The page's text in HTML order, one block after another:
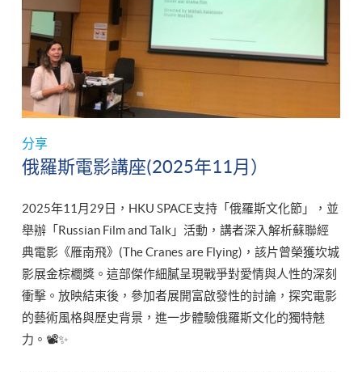
分享
俄羅斯電影講座(2025年11月）
2025年11月29日，HKU SPACE支持「俄羅斯文化節」，並
舉辦「Russian Film and Talk」活動，講者深入解析蘇聯經
典電影《雁南飛》(The Cranes are Flying)，該片曾榮獲坎城
影展金棕櫚獎。這部傑作細膩呈現戰爭對愛情與人性的深刻
衝擊。放映結束後，參加者展開富啟發性的討論，探究電影
的藝術風格與歷史背景，進一步體驗俄羅斯文化的獨特魅
力。📽✨